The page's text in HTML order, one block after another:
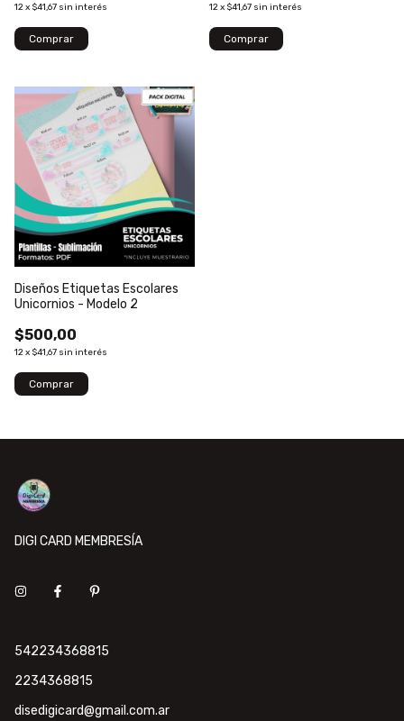
12x $41,67 sin interés 12x $41,67 sin interés
Diseños Etiquetas Escolares
Unicornios - Modelo 2
$500,00
12x $41,67 sin interés
DIGI CARD MEMBRESÍA
542234368815
2234368815
disedigicard@gmail.com.ar